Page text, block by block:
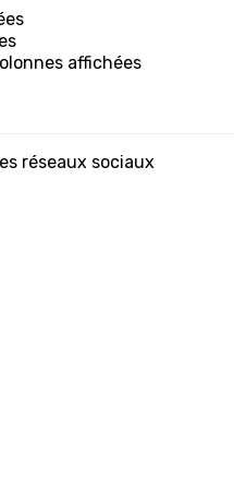
affichées
réseaux sociaux